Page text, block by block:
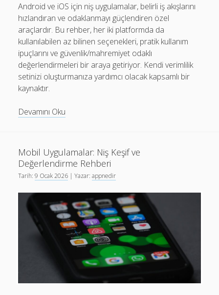
Android ve iOS için niş uygulamalar, belirli iş akışlarını
hızlandıran ve odaklanmayı güçlendiren özel
araçlardır. Bu rehber, her iki platformda da
kullanılabilen az bilinen seçenekleri, pratik kullanım
ipuçlarını ve güvenlik/mahremiyet odaklı
değerlendirmeleri bir araya getiriyor. Kendi verimlilik
setinizi oluşturmanıza yardımcı olacak kapsamlı bir
kaynaktır.
Devamını Oku
Ni̇ş
Uygulamalar:
Az
Bilinen
Verimlilik
Önerileri
Mobil Uygulamalar: Niş Keşif ve
Değerlendirme Rehberi
Tarih:9 Ocak 2026 | Yazar:appnedir